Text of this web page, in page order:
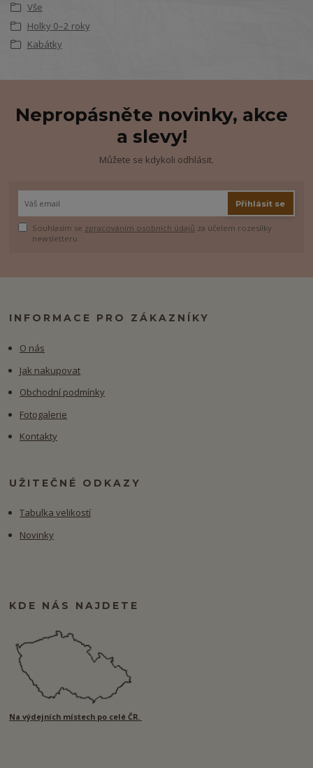
Vše
Holky 0–2 roky
Kabátky
Nepropásněte novinky, akce
a slevy!
Můžete se kdykoli odhlásit.
Přihlásit se
Souhlasím se zpracováním osobních údajů za účelem rozesílky
newsletteru.
INFORMACE PRO ZÁKAZNÍKY
O nás
Jak nakupovat
Obchodní podmínky
Fotogalerie
Kontakty
UŽITEČNÉ ODKAZY
Tabulka velikostí
Novinky
KDE NÁS NAJDETE
Na výdejních místech po celé ČR.